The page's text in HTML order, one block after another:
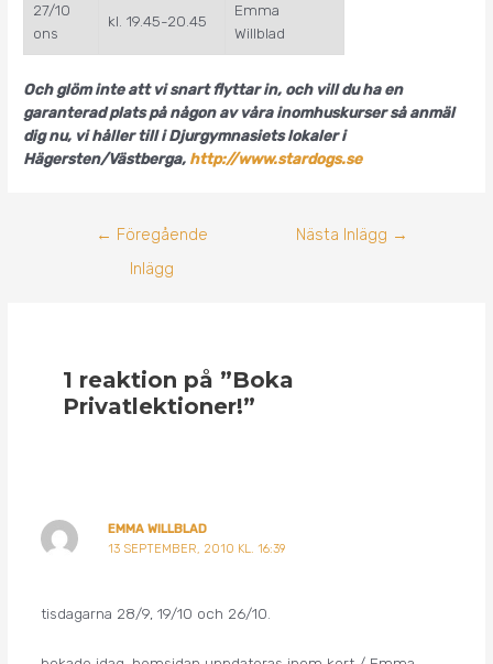
27/10
ons
kl. 19.45-20.45
Emma
Willblad
Och glöm inte att vi snart flyttar in, och vill du ha en
garanterad plats på någon av våra inomhuskurser så anmäl
dig nu, vi håller till i Djurgymnasiets lokaler i
Hägersten/Västberga, http://www.stardogs.se
← Föregående
Inlägg
Nästa Inlägg →
1 reaktion på ”Boka
Privatlektioner!”
EMMA WILLBLAD
13 SEPTEMBER, 2010 KL. 16:39
tisdagarna 28/9, 19/10 och 26/10.